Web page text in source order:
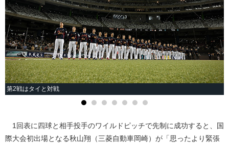
第2戦はタイと対戦
1回表に四球と相手投手のワイルドピッチで先制に成功すると、国
際大会初出場となる秋山翔（三菱自動車岡崎）が「思ったより緊張